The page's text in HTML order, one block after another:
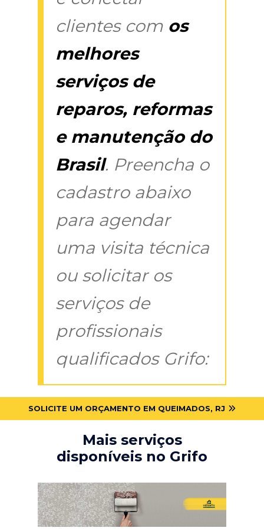
clientes com os
melhores
serviços de
reparos, reformas
e manutenção do
Brasil. Preencha o
cadastro abaixo
para agendar
uma visita técnica
ou solicitar os
serviços de
profissionais
qualificados Grifo:
SOLICITE UM ORÇAMENTO EM QUEIMADOS, RJ
Mais serviços
disponíveis no Grifo